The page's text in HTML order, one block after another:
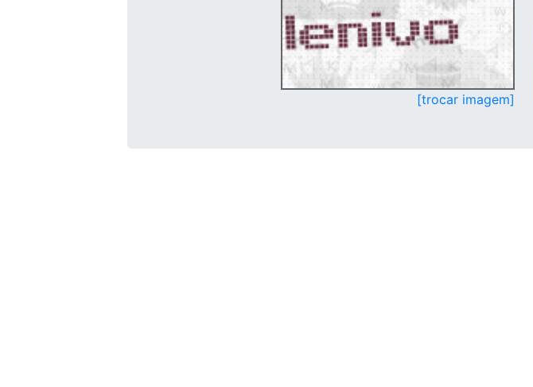
[trocar imagem]